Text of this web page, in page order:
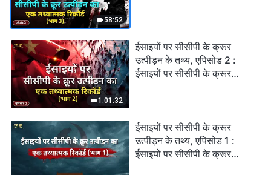
58:52
1:01:32
ईसाइयों पर सीसीपी के क्रूर
उत्पीड़न के तथ्य, एपिसोड 2 :
ईसाइयों पर सीसीपी के क्रूर
ईसाइयों पर सीसीपी के क्रूर
उत्पीड़न के तथ्य, एपिसोड 1 :
ईसाइयों पर सीसीपी के क्रूर